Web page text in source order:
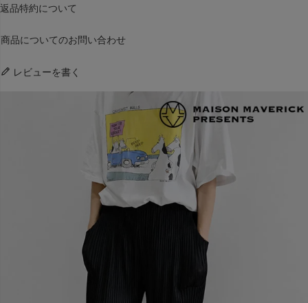
返品特約について
商品についてのお問い合わせ
レビューを書く